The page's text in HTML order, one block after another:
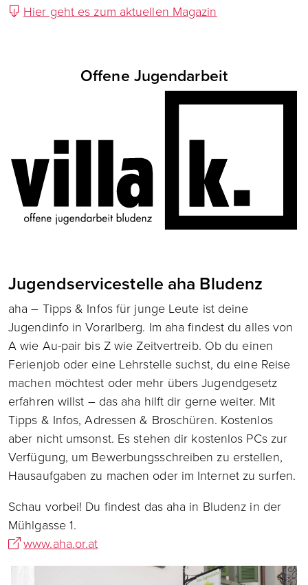
Hier geht es zum aktuellen Magazin
Offene Jugendarbeit
Jugendservicestelle aha Bludenz
aha – Tipps & Infos für junge Leute ist deine
Jugendinfo in Vorarlberg. Im aha findest du alles von
A wie Au-pair bis Z wie Zeitvertreib. Ob du einen
Ferienjob oder eine Lehrstelle suchst, du eine Reise
machen möchtest oder mehr übers Jugendgesetz
erfahren willst – das aha hilft dir gerne weiter. Mit
Tipps & Infos, Adressen & Broschüren. Kostenlos
aber nicht umsonst. Es stehen dir kostenlos PCs zur
Verfügung, um Bewerbungsschreiben zu erstellen,
Hausaufgaben zu machen oder im Internet zu surfen.
Schau vorbei! Du findest das aha in Bludenz in der
Mühlgasse 1.
www.aha.or.at